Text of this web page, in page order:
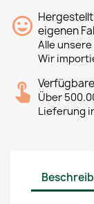
eigenen
Alle
Wir
Über
Lieferung